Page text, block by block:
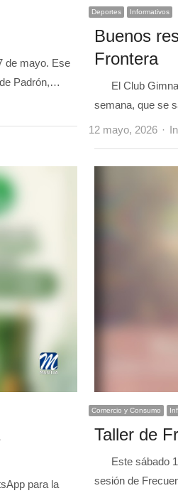
de mayo. Ese
Padrón,…
Deportes Informativos
Buenos
Frontera
El Club
semana, que se
12 mayo, 2026
para la
Comercio y Consumo
Taller de
Este sábado
sesión de